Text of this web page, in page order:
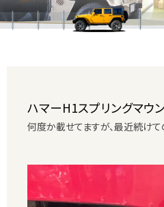
スタッフ紹介 求人情報
ハマーH1スプリングマウ
何度か載せてますが、最近続けて